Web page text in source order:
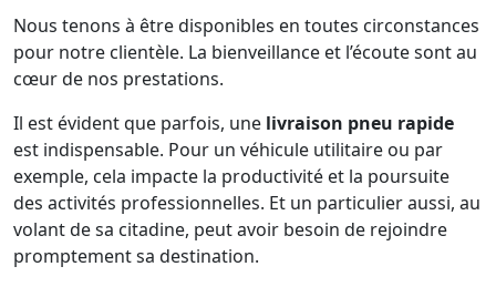
Nous tenons à être disponibles en toutes circonstances
pour notre clientèle. La bienveillance et l’écoute sont au
cœur de nos prestations.
Il est évident que parfois, une livraison pneu rapide
est indispensable. Pour un véhicule utilitaire ou par
exemple, cela impacte la productivité et la poursuite
des activités professionnelles. Et un particulier aussi, au
volant de sa citadine, peut avoir besoin de rejoindre
promptement sa destination.